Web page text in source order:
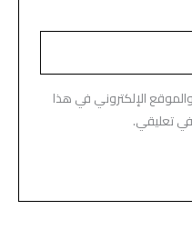
الإلكتروني في هذا
في تعليقي.